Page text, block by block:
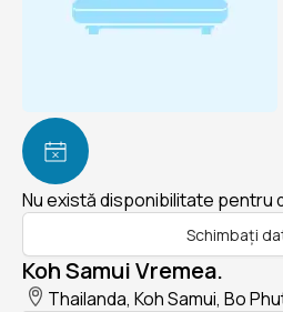
Nu există disponibilitate pentru
Schimbați
Koh Samui Vremea.
Thailanda, Koh Samui, Bo